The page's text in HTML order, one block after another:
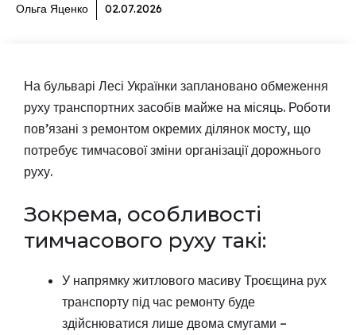
Ольга Яценко 02.07.2026
На бульварі Лесі Українки заплановано обмеження
руху транспортних засобів майже на місяць. Роботи
пов’язані з ремонтом окремих ділянок мосту, що
потребує тимчасової зміни організації дорожнього
руху.
Зокрема, особливості
тимчасового руху такі:
У напрямку житлового масиву Троєщина рух
транспорту під час ремонту буде
здійснюватися лише двома смугами –